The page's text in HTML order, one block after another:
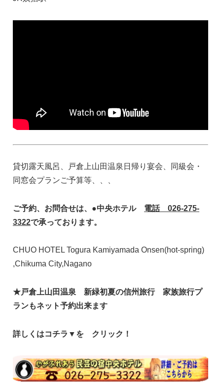
貸切露天風呂、戸倉上山田温泉日帰り宴会、同級会・
同窓会プランご予算等、、、
ご予約、お問合せは、●中央ホテル 電話 026-275-
3322で承っております。
CHUO HOTEL Togura Kamiyamada Onsen(hot-spring)
,Chikuma City,Nagano
★戸倉上山田温泉 新緑初夏の信州旅行 家族旅行プ
ランもネット予約出来ます
詳しくはコチラ▼を クリック！